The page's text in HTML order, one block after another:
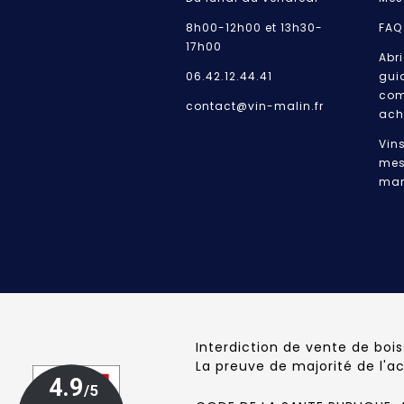
8h00-12h00 et 13h30-
17h00
06.42.12.44.41
contact@vin-malin.fr
FAQ
Interdiction de vente de
La preuve de majorité de